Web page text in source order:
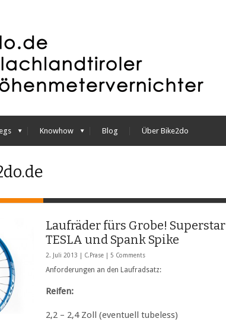
Knowhow Blog Über Bike2do
Laufräder fürs Grobe! Superstar
TESLA und Spank Spike
2. Juli 2013 | C.Prase 5 Comments
Anforderungen an den Laufradsatz:
Reifen:
2,2 – 2,4 Zoll (eventuell tubeless)